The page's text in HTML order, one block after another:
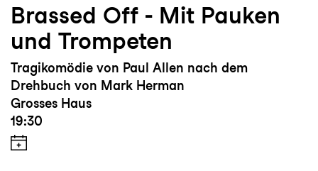
Brassed Off - Mit Pauken
und Trompeten
Tragikomödie von Paul Allen nach dem
Drehbuch von Mark Herman
Grosses Haus
19:30